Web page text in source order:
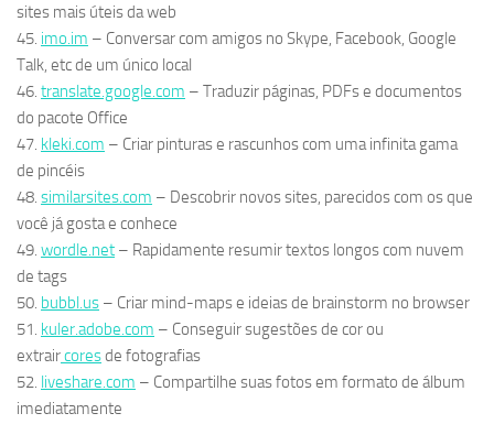
sites mais úteis da web
45. imo.im – Conversar com amigos no Skype, Facebook, Google
Talk, etc de um único local
46. translate.google.com – Traduzir páginas, PDFs e documentos
do pacote Office
47. kleki.com – Criar pinturas e rascunhos com uma infinita gama
de pincéis
48. similarsites.com – Descobrir novos sites, parecidos com os que
você já gosta e conhece
49. wordle.net – Rapidamente resumir textos longos com nuvem
de tags
50. bubbl.us – Criar mind-maps e ideias de brainstorm no browser
51. kuler.adobe.com – Conseguir sugestões de cor ou
extraircoresde fotografias
52. liveshare.com – Compartilhe suas fotos em formato de álbum
imediatamente